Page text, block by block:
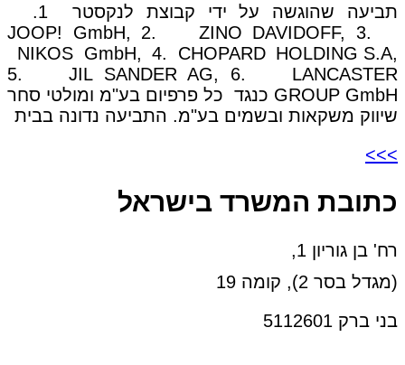
תביעה שהוגשה על ידי קבוצת לנקסטר 1.
JOOP! GmbH, 2. ZINO DAVIDOFF, 3.
NIKOS GmbH, 4. CHOPARD HOLDING S.A,
5. JIL SANDER AG, 6. LANCASTER
GROUP GmbH כנגד כל פרפיום בע"מ ומולטי סחר
שיווק משקאות ובשמים בע"מ. התביעה נדונה בבית
>>>
כתובת המשרד בישראל
רח' בן גוריון 1,
(מגדל בסר 2), קומה 19
בני ברק 5112601